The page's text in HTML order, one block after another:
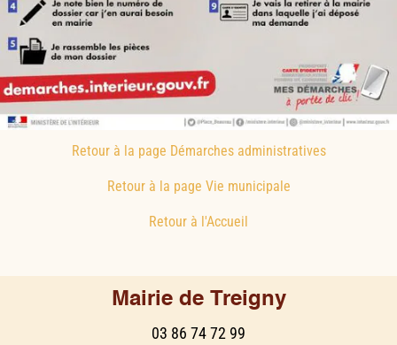
Retour à la page Démarches administratives
Retour à la page Vie municipale
Retour à l'Accueil
Mairie de Treigny
03 86 74 72 99